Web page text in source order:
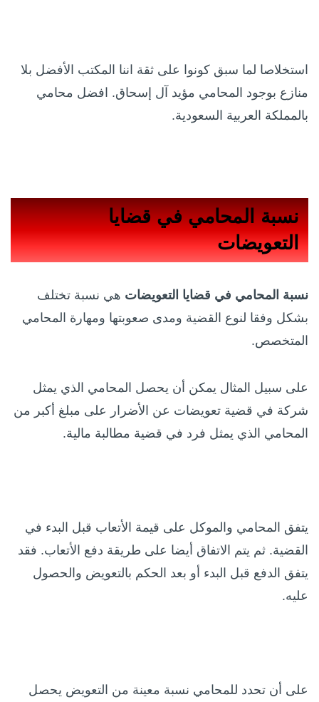
استخلاصا لما سبق كونوا على ثقة اننا المكتب الأفضل بلا
منازع بوجود المحامي مؤيد آل إسحاق. افضل محامي
بالمملكة العربية السعودية.
نسبة المحامي في قضايا
التعويضات
نسبة المحامي في قضايا التعويضات هي نسبة تختلف
بشكل وفقا لنوع القضية ومدى صعوبتها ومهارة المحامي
المتخصص.
على سبيل المثال يمكن أن يحصل المحامي الذي يمثل
شركة في قضية تعويضات عن الأضرار على مبلغ أكبر من
المحامي الذي يمثل فرد في قضية مطالبة مالية.
يتفق المحامي والموكل على قيمة الأتعاب قبل البدء في
القضية. ثم يتم الاتفاق أيضا على طريقة دفع الأتعاب. فقد
يتفق الدفع قبل البدء أو بعد الحكم بالتعويض والحصول
عليه.
على أن تحدد للمحامي نسبة معينة من التعويض يحصل